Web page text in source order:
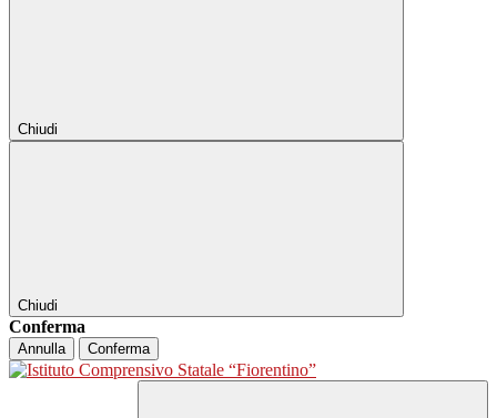
Chiudi
Chiudi
Conferma
Annulla Conferma